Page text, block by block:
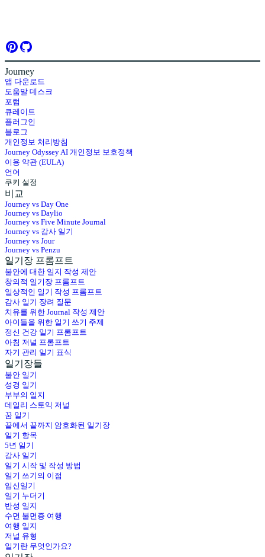
Journey
앱 다운로드
도움말 데스크
포럼
큐레이트
플러그인
블로그
개인정보 처리방침
Journey Odyssey AI 개인정보 보호정책
이용 약관 (EULA)
언어
쿠키 설정
비교
Journey vs Day One
Journey vs Daylio
Journey vs Five Minute Journal
Journey vs 감사 일기
Journey vs Jour
Journey vs Penzu
일기장 프롬프트
불안에 대한 일지 작성 제안
창의적 일기장 프롬프트
일상적인 일기 작성 프롬프트
감사 일기 장려 질문
치유를 위한 Journal 작성 제안
아이들을 위한 일기 쓰기 주제
정신 건강 일기 프롬프트
아침 저널 프롬프트
자기 관리 일기 표식
일기장들
불안 일기
성경 일기
부부의 일지
데일리 스토익 저널
꿈 일기
끝에서 끝까지 암호화된 일기장
일기 항목
5년 일기
감사 일기
일기 시작 및 작성 방법
일기 쓰기의 이점
임신일기
일기 누더기
반성 일지
수면 불면증 여행
여행 일지
저널 유형
일기란 무엇인가요?